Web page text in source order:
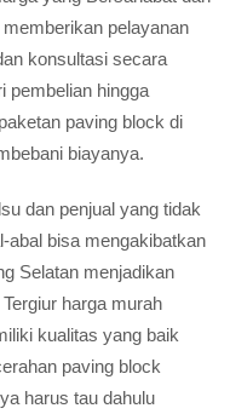
pelayanan
konsultasi secara
pembelian hingga
paving block di
biayanya.
dan penjual yang tidak
abal bisa mengakibatkan
Selatan menjadikan
harga murah
kualitas yang baik
paving block
harus tau dahulu